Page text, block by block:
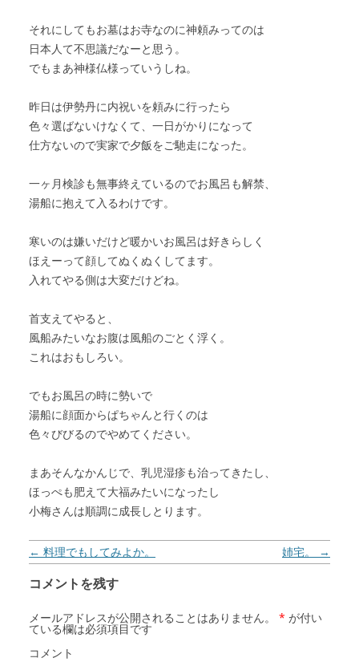
それにしてもお墓はお寺なのに神頼みってのは
日本人て不思議だなーと思う。
でもまあ神様仏様っていうしね。
昨日は伊勢丹に内祝いを頼みに行ったら
色々選ばないけなくて、一日がかりになって
仕方ないので実家で夕飯をご馳走になった。
一ヶ月検診も無事終えているのでお風呂も解禁、
湯船に抱えて入るわけです。
寒いのは嫌いだけど暖かいお風呂は好きらしく
ほえーって顔してぬくぬくしてます。
入れてやる側は大変だけどね。
首支えてやると、
風船みたいなお腹は風船のごとく浮く。
これはおもしろい。
でもお風呂の時に勢いで
湯船に顔面からぱちゃんと行くのは
色々びびるのでやめてください。
まあそんなかんじで、乳児湿疹も治ってきたし、
ほっぺも肥えて大福みたいになったし
小梅さんは順調に成長しとります。
投稿ナビゲーション 姉宅。 →
← 料理でもしてみよか。
コメントを残す
メールアドレスが公開されることはありません。 * が付い
ている欄は必須項目です
コメント